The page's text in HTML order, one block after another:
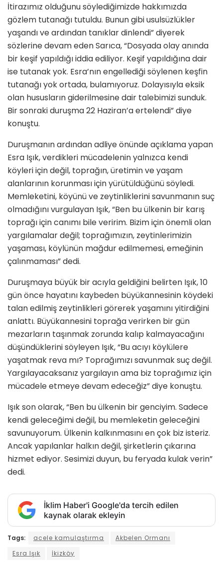
İtirazımız olduğunu söylediğimizde hakkımızda
gözlem tutanağı tutuldu. Bunun gibi usulsüzlükler
yaşandı ve ardından tanıklar dinlendi” diyerek
sözlerine devam eden Sarıca, “Dosyada olay anında
bir keşif yapıldığı iddia ediliyor. Keşif yapıldığına dair
ise tutanak yok. Esra’nın engellediği söylenen keşfin
tutanağı yok ortada, bulamıyoruz. Dolayısıyla eksik
olan hususların giderilmesine dair talebimizi sunduk.
Bir sonraki duruşma 22 Haziran’a ertelendi” diye
konuştu.
Duruşmanın ardından adliye önünde açıklama yapan
Esra Işık, verdikleri mücadelenin yalnızca kendi
köyleri için değil, toprağın, üretimin ve yaşam
alanlarının korunması için yürütüldüğünü söyledi.
Memleketini, köyünü ve zeytinliklerini savunmanın suç
olmadığını vurgulayan Işık, “Ben bu ülkenin bir karış
toprağı için canımı bile veririm. Bizim için önemli olan
yargılamalar değil; toprağımızın, zeytinlerimizin
yaşaması, köylünün mağdur edilmemesi, emeğinin
çalınmaması” dedi.
Duruşmaya büyük bir acıyla geldiğini belirten Işık, 10
gün önce hayatını kaybeden büyükannesinin köydeki
talan edilmiş zeytinlikleri görerek yaşamını yitirdiğini
anlattı. Büyükannesini toprağa verirken bir gün
mezarların taşınmak zorunda kalıp kalmayacağını
düşündüklerini söyleyen Işık, “Bu acıyı köylülere
yaşatmak reva mı? Toprağımızı savunmak suç değil.
Yargılayacaksanız yargılayın ama biz toprağımız için
mücadele etmeye devam edeceğiz” diye konuştu.
Işık son olarak, “Ben bu ülkenin bir genciyim. Sadece
kendi geleceğimi değil, bu memleketin geleceğini
savunuyorum. Ülkenin kalkınmasını en çok biz isteriz.
Ancak yapılanlar halkın değil, şirketlerin çıkarına
hizmet ediyor. Sesimizi duyun, bu feryada kulak verin”
dedi.
İklim Haber'i Google'da tercih edilen
kaynak olarak ekleyin
Tags: acele kamulaştırma
Akbelen Ormanı
Esra Işık
İkizköy